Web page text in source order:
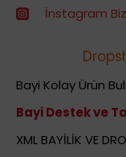
İnstagram
Bayi Kolay Ürün
Bayi Destek ve
XML BAYİLİK VE